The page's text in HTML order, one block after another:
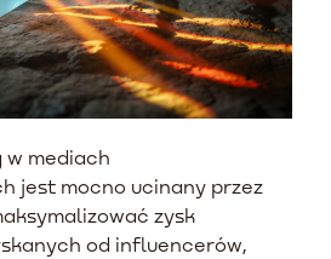
w mediach
jest mocno ucinany przez
zysk
od influencerów,